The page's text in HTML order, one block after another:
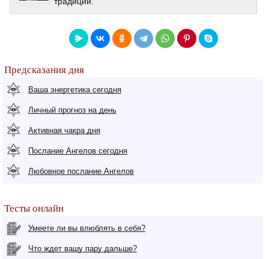
Предсказания дня
Ваша энергетика сегодня
Личный прогноз на день
Активная чакра дня
Послание Ангелов сегодня
Любовное послание Ангелов
Тесты онлайн
Умеете ли вы влюблять в себя?
Что ждет вашу пару дальше?